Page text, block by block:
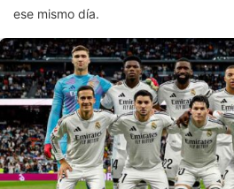
ese mismo día.